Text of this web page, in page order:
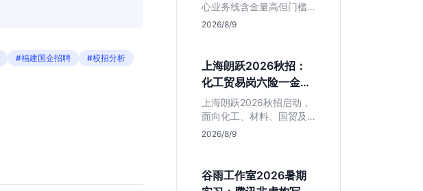
#福建国企招聘 #校招分析
心业务线含金量高但门槛
硬。本文解析其行业地
是否适合这种高强度职业
起步。
2026/8/9
上海朗跃2026秋招：
化工贸易岗六险一金
+落户，值不值得投？
上海朗跃2026秋招启动，
面向化工、材料、国贸及
金融专业。提供六险一金
本文解读岗位需求与福利
含金量，帮应届生快速判
2026/8/9
谷雨工作室2026暑期